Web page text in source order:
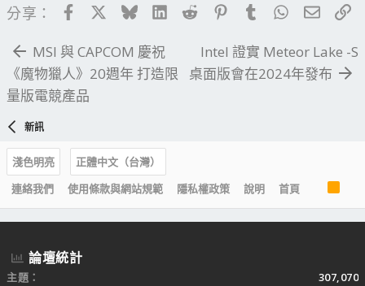
分享： FacebookBlueskyLinkedIn
Reddit PinterestTumblrWhatsApp
電子
MSI 與 CAPCOM 慶祝
《魔物獵人》20週年 打造限
量版電競產品
Intel 證實 Meteor Lake -S
桌面版會在2024年發布
新訊
淺色明亮
正體中文（台灣）
連絡我們
使用條款與網站規範 隱私權政策 說明 首頁
R
S
S
論壇統計
主題
307,070